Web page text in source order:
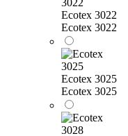
Ecotex 3022
Ecotex 3022
Ecotex 3025
Ecotex 3025